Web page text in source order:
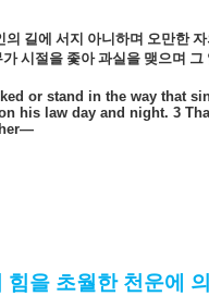
길에 서지 아니하며 오만한
시절을 좇아 과실을 맺으며
or stand in the way that
his law day and night. 3
을 초월한 천운에